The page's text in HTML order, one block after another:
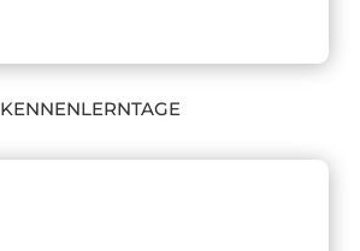
KENNENLERNTAGE